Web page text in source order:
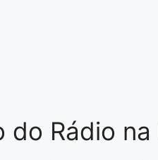
do Rádio